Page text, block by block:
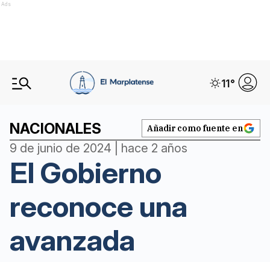
Ads
11°
NACIONALES Añadir como fuente en
9 de junio de 2024 | hace 2 años
El Gobierno
reconoce una
avanzada